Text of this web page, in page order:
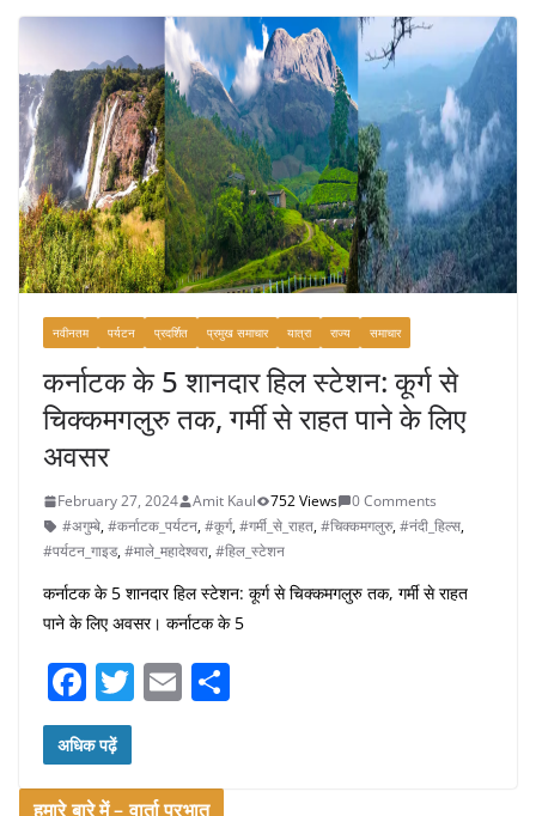
b
o
o
k
नवीनतम पर्यटन प्रदर्शित प्रमुख समाचार यात्रा राज्य समाचार
कर्नाटक के 5 शानदार हिल स्टेशन: कूर्ग से
चिक्कमगलुरु तक, गर्मी से राहत पाने के लिए
अवसर
February 27, 2024 Amit Kaul 752 Views
0 Comments
#अगुम्बे,#कर्नाटक_पर्यटन,#कूर्ग,#गर्मी_से_राहत,#चिक्कमगलुरु,#नंदी_हिल्स,
#पर्यटन_गाइड,#माले_महादेश्वरा,#हिल_स्टेशन
कर्नाटक के 5 शानदार हिल स्टेशन: कूर्ग से चिक्कमगलुरु तक, गर्मी से राहत
पाने के लिए अवसर। कर्नाटक के 5
F
a
c
e
T
er
E
l
अधिक पढ़ें
हमारे बारे में – वार्ता प्रभात